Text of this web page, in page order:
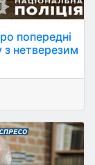
попередні
з нетверезим